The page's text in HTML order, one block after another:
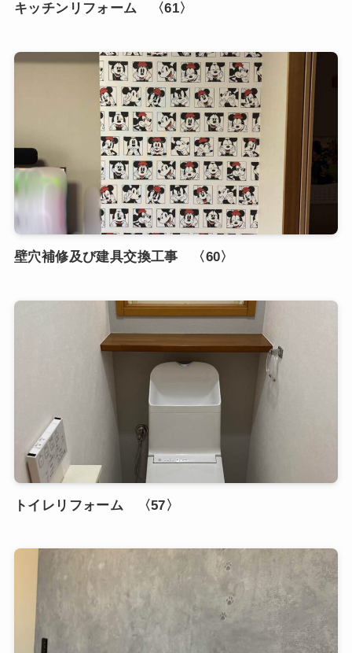
キッチンリフォーム 〈61〉
壁穴補修及び建具交換工事 〈60〉
トイレリフォーム 〈57〉